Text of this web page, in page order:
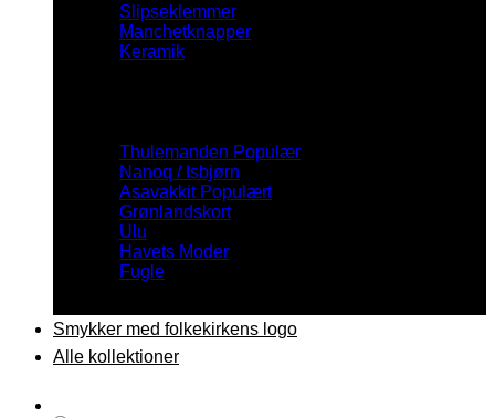
Slipseklemmer
Manchetknapper
Keramik
Thulemanden
Nanoq / Isbjørn
Asavakkit
Grønlandskort
Ulu
Havets Moder
Fugle
Smykker med folkekirkens logo
Alle kollektioner